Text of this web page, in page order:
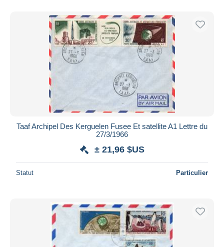
Taaf Archipel Des Kerguelen Fusee Et satellite A1 Lettre du
27/3/1966
± 21,96 $US
Statut Particulier